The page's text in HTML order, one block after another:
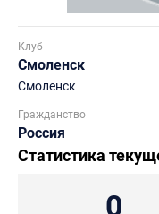
Клуб
Смоленск
Смоленск
Гражданство
Россия
Статистика
0